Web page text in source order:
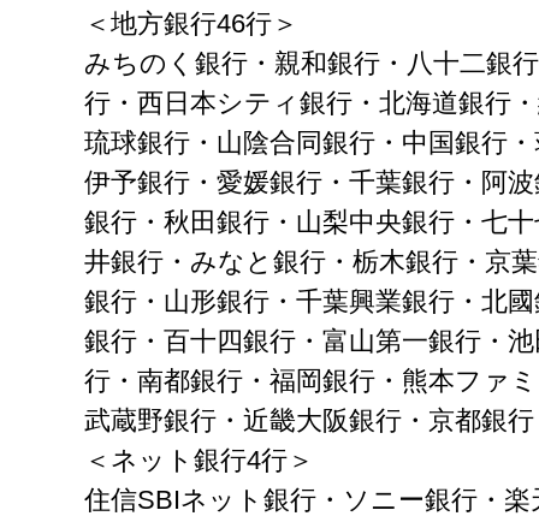
＜地方銀行46行＞
みちのく銀行・親和銀行・八十二銀
行・西日本シティ銀行・北海道銀行
琉球銀行・山陰合同銀行・中国銀行
伊予銀行・愛媛銀行・千葉銀行・阿
銀行・秋田銀行・山梨中央銀行・七
井銀行・みなと銀行・栃木銀行・京
銀行・山形銀行・千葉興業銀行・北
銀行・百十四銀行・富山第一銀行・
行・南都銀行・福岡銀行・熊本ファ
武蔵野銀行・近畿大阪銀行・京都銀行
＜ネット銀行4行＞
住信SBIネット銀行・ソニー銀行・